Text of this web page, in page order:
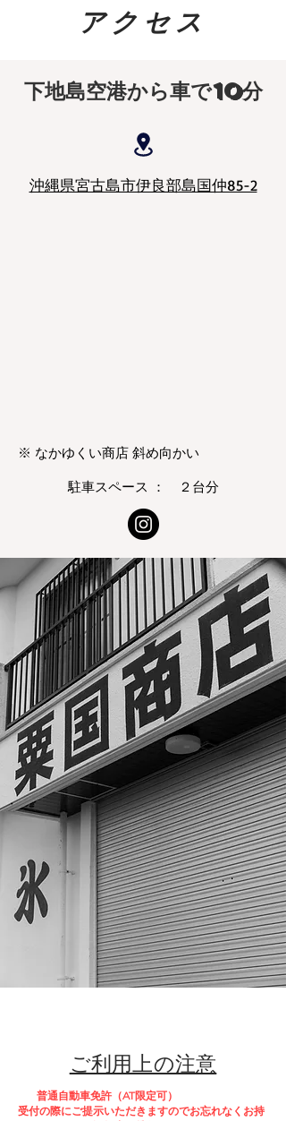
アクセス
​下地島空港から車で10分
沖縄県宮古島市伊良部島国仲85-2
※ なかゆくい商店 斜め向かい
駐車スペース ： ２台分
​ご利用上の注意
普通自動車免許 （AT限定可）
受付の際にご提示いただきますのでお忘れなくお持